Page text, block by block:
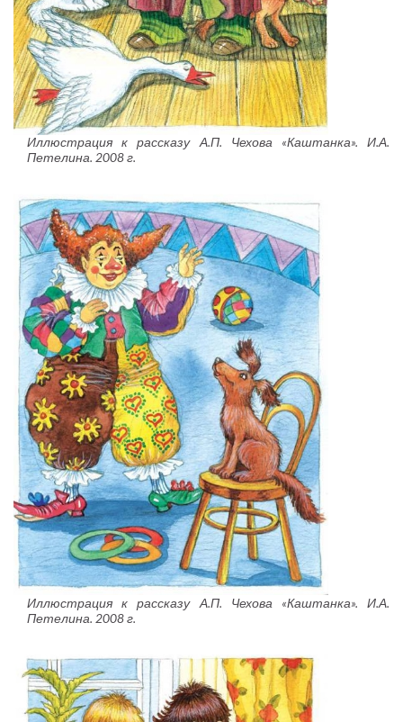
Иллюстрация к рассказу А.П. Чехова «Каштанка». И.А.
Петелина. 2008 г.
Иллюстрация к рассказу А.П. Чехова «Каштанка». И.А.
Петелина. 2008 г.